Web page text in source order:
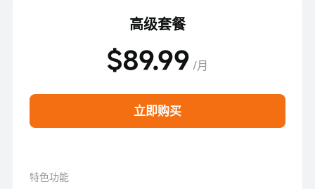
高级套餐
$89.99 /月
立即购买
特色功能